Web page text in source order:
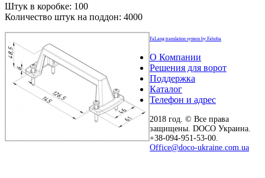
Штук в коробке: 100
Количество штук на поддон: 4000
FaLang translation system by Faboba
О Компании
Решения для ворот
Поддержка
Каталог
Телефон и адрес
2018 год. © Все права
защищены. DOCO Украина.
+38-094-951-53-00.
Office@doco-ukraine.com.ua